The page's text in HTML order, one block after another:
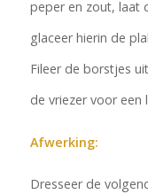
peper en zout, laat
glaceer hierin de
Fileer de borstjes
de vriezer voor een
Afwerking:
Dresseer de